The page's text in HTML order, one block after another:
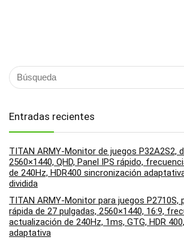
Entradas recientes
TITAN ARMY-Monitor de juegos P32A2S2,
2560×1440, QHD, Panel IPS rápido,
de 240Hz, HDR400 sincronización
dividida
TITAN ARMY-Monitor para juegos P2710S,
rápida de 27 pulgadas, 2560×1440, 16:9,
actualización de 240Hz, 1ms, GTG, HDR
adaptativa